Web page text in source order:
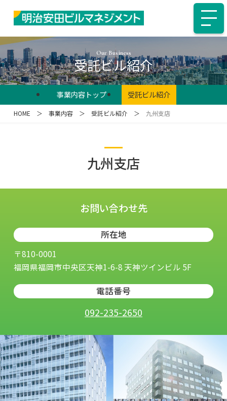
Our Business
受託ビル紹介
事業内容トップ 受託ビル紹介
HOME ＞ 事業内容＞ 受託ビル紹介 ＞ 九州支店
九州支店
お問い合わせ先
所在地
〒810-0001
福岡県福岡市中央区天神1-6-8 天神ツインビル 5F
電話番号
092-235-2650